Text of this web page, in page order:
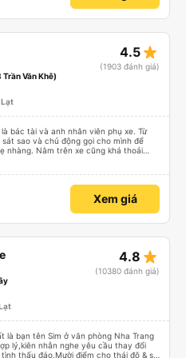
xong còn note là (một mình) yêu
4.5 star_rate
(1903 đánh giá)
Trần Văn Khê)
Lạt
tài và anh nhân viên phụ xe. Từ
sao và chủ động gọi cho mình để
khá thoải
xe của mình hầu hết là các cô bác
ở đây không có ma nào dám chở đâu
dân chơi cỏ kẹo ke...) Và thế là
sủa an toàn hơn. Một Chuyến
Xem giá
4.8 star_rate
(10380 đánh giá)
là bạn tên Sim ở văn phòng Nha Trang
lý,kiên nhẫn nghe yêu cầu thay đổi
thấu đáo.Mười điểm cho thái độ & sự